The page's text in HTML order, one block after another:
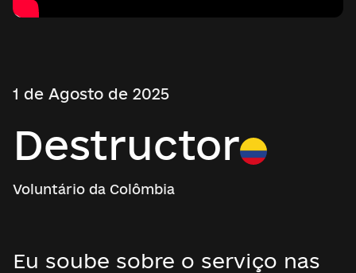
1 de Agosto de 2025
Destructor
Voluntário da Colômbia
Eu soube sobre o serviço nas